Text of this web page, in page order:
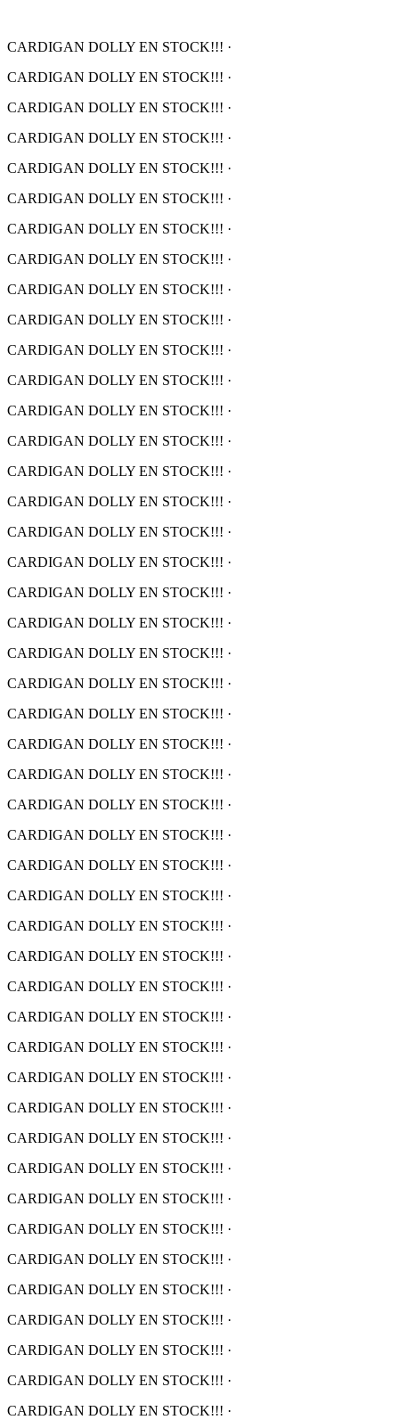
CARDIGAN DOLLY EN STOCK!!! ·
CARDIGAN DOLLY EN STOCK!!! ·
CARDIGAN DOLLY EN STOCK!!! ·
CARDIGAN DOLLY EN STOCK!!! ·
CARDIGAN DOLLY EN STOCK!!! ·
CARDIGAN DOLLY EN STOCK!!! ·
CARDIGAN DOLLY EN STOCK!!! ·
CARDIGAN DOLLY EN STOCK!!! ·
CARDIGAN DOLLY EN STOCK!!! ·
CARDIGAN DOLLY EN STOCK!!! ·
CARDIGAN DOLLY EN STOCK!!! ·
CARDIGAN DOLLY EN STOCK!!! ·
CARDIGAN DOLLY EN STOCK!!! ·
CARDIGAN DOLLY EN STOCK!!! ·
CARDIGAN DOLLY EN STOCK!!! ·
CARDIGAN DOLLY EN STOCK!!! ·
CARDIGAN DOLLY EN STOCK!!! ·
CARDIGAN DOLLY EN STOCK!!! ·
CARDIGAN DOLLY EN STOCK!!! ·
CARDIGAN DOLLY EN STOCK!!! ·
CARDIGAN DOLLY EN STOCK!!! ·
CARDIGAN DOLLY EN STOCK!!! ·
CARDIGAN DOLLY EN STOCK!!! ·
CARDIGAN DOLLY EN STOCK!!! ·
CARDIGAN DOLLY EN STOCK!!! ·
CARDIGAN DOLLY EN STOCK!!! ·
CARDIGAN DOLLY EN STOCK!!! ·
CARDIGAN DOLLY EN STOCK!!! ·
CARDIGAN DOLLY EN STOCK!!! ·
CARDIGAN DOLLY EN STOCK!!! ·
CARDIGAN DOLLY EN STOCK!!! ·
CARDIGAN DOLLY EN STOCK!!! ·
CARDIGAN DOLLY EN STOCK!!! ·
CARDIGAN DOLLY EN STOCK!!! ·
CARDIGAN DOLLY EN STOCK!!! ·
CARDIGAN DOLLY EN STOCK!!! ·
CARDIGAN DOLLY EN STOCK!!! ·
CARDIGAN DOLLY EN STOCK!!! ·
CARDIGAN DOLLY EN STOCK!!! ·
CARDIGAN DOLLY EN STOCK!!! ·
CARDIGAN DOLLY EN STOCK!!! ·
CARDIGAN DOLLY EN STOCK!!! ·
CARDIGAN DOLLY EN STOCK!!! ·
CARDIGAN DOLLY EN STOCK!!! ·
CARDIGAN DOLLY EN STOCK!!! ·
CARDIGAN DOLLY EN STOCK!!! ·